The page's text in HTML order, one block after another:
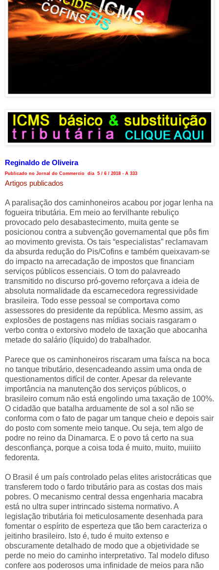
Reginaldo de Oliveira
Publicado no Jornal do Commercio dia 5 / 6 / 2018 - A 333
Artigos publicados
A paralisação dos caminhoneiros acabou por jogar lenha na
fogueira tributária. Em meio ao fervilhante rebuliço
provocado pelo desabastecimento, muita gente se
posicionou contra a subvenção governamental que pôs fim
ao movimento grevista. Os tais “especialistas” reclamavam
da absurda redução do Pis/Cofins e também queixavam-se
do impacto na arrecadação de impostos que financiam
serviços públicos essenciais. O tom do palavreado
transmitido no discurso pró-governo reforçava a ideia de
absoluta normalidade da escarnecedora regressividade
brasileira. Todo esse pessoal se comportava como
assessores do presidente da república. Mesmo assim, as
explosões de postagens nas mídias sociais rasgaram o
verbo contra o extorsivo modelo de taxação que abocanha
metade do salário (líquido) do trabalhador.
Parece que os caminhoneiros riscaram uma faísca na boca
no tanque tributário, desencadeando assim uma onda de
questionamentos difícil de conter. Apesar da relevante
importância na manutenção dos serviços públicos, o
brasileiro comum não está engolindo uma taxação de 100%.
O cidadão que batalha arduamente de sol a sol não se
conforma com o fato de pagar um tanque cheio e depois sair
do posto com somente meio tanque. Ou seja, tem algo de
podre no reino da Dinamarca. E o povo tá certo na sua
desconfiança, porque a coisa toda é muito, muito, muiiito
fedorenta.
O Brasil é um país controlado pelas elites aristocráticas que
transferem todo o fardo tributário para as costas dos mais
pobres. O mecanismo central dessa engenharia macabra
está no ultra super intrincado sistema normativo. A
legislação tributária foi meticulosamente desenhada para
fomentar o espírito de esperteza que tão bem caracteriza o
jeitinho brasileiro. Isto é, tudo é muito extenso e
obscuramente detalhado de modo que a objetividade se
perde no meio do caminho interpretativo. Tal modelo difuso
confere aos poderosos uma infinidade de meios para não